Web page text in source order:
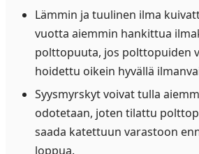
Lämmin ja tuulinen ilma
vuotta aiemmin hankittua
polttopuuta, jos polttopuiden
hoidettu oikein hyvällä
Syysmyrskyt voivat tulla
odotetaan, joten tilattu
saada katettuun varastoon
loppua.